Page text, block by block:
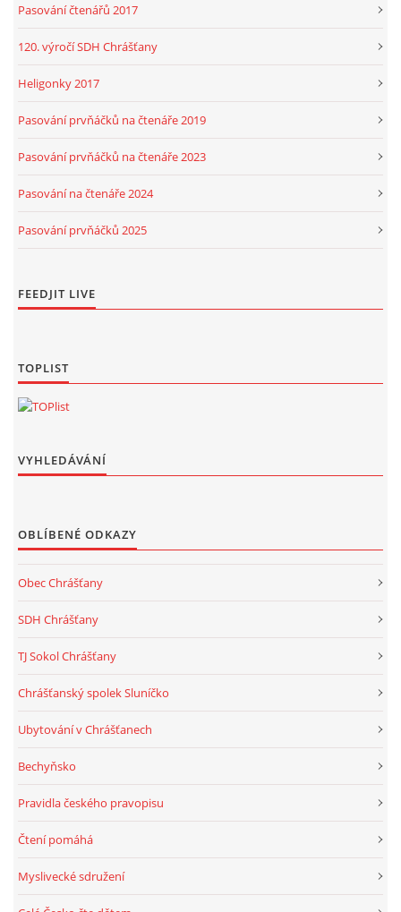
Pasování čtenářů 2017
120. výročí SDH Chrášťany
Heligonky 2017
Pasování prvňáčků na čtenáře 2019
Pasování prvňáčků na čtenáře 2023
Pasování na čtenáře 2024
Pasování prvňáčků 2025
FEEDJIT LIVE
TOPLIST
VYHLEDÁVÁNÍ
OBLÍBENÉ ODKAZY
Obec Chrášťany
SDH Chrášťany
TJ Sokol Chrášťany
Chrášťanský spolek Sluníčko
Ubytování v Chrášťanech
Bechyňsko
Pravidla českého pravopisu
Čtení pomáhá
Myslivecké sdružení